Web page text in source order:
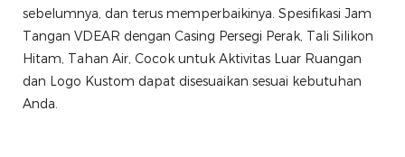
sebelumnya, dan terus memperbaikinya. Spesifikasi Jam
Tangan VDEAR dengan Casing Persegi Perak, Tali Silikon
Hitam, Tahan Air, Cocok untuk Aktivitas Luar Ruangan
dan Logo Kustom dapat disesuaikan sesuai kebutuhan
Anda.